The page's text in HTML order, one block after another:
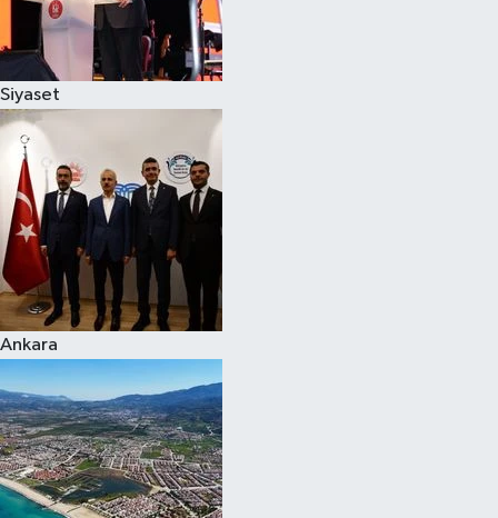
Siyaset
Ankara
Spor
Eğitim
Hava Durumu
Kadın
Kim kimdir?
Kültür Sanat
Sağlık